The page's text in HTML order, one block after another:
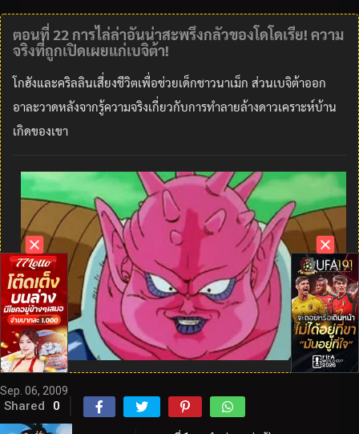
ตอนที่ 22 การไล่ล่าอันน่าสะพรึงกลัวของโดโดเรีย! ความ
จริงที่ถูกเปิดเผยแก่เบจิต้า!
โกฮังและคริลลินเสี่ยงชีวิตเพื่อช่วยเด็กชาวนาเม็ก ส่วนเบจิต้าออก
อาละวาดหลังจากรู้ความจริงเกี่ยวกับการทำลายล้างดาวเคราะห์บ้าน
เกิดของเขา
Sep. 06, 2009
Shared 0